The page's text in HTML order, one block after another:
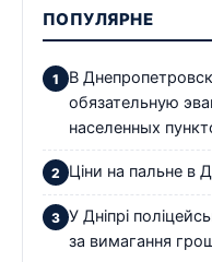
ПОПУЛЯРНЕ
В
обязательную
населенных
Ціни на пальне в
У Дніпрі
за вимагання